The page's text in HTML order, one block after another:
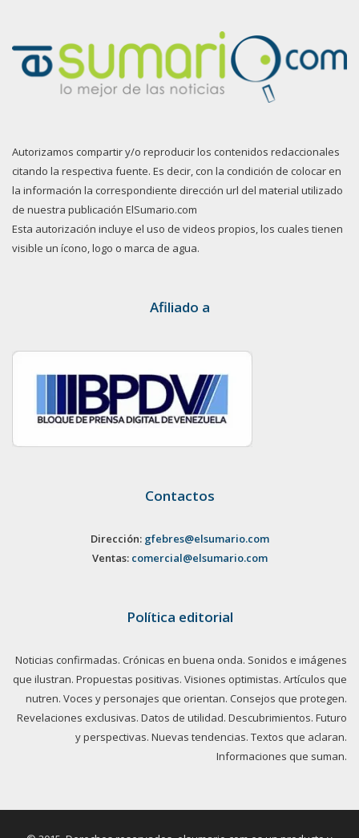
Autorizamos compartir y/o reproducir los contenidos redaccionales
citando la respectiva fuente. Es decir, con la condición de colocar en
la información la correspondiente dirección url del material utilizado
de nuestra publicación ElSumario.com
Esta autorización incluye el uso de videos propios, los cuales tienen
visible un ícono, logo o marca de agua.
Afiliado a
Contactos
Dirección: gfebres@elsumario.com
Ventas: comercial@elsumario.com
Política editorial
Noticias confirmadas. Crónicas en buena onda. Sonidos e imágenes
que ilustran. Propuestas positivas. Visiones optimistas. Artículos que
nutren. Voces y personajes que orientan. Consejos que protegen.
Revelaciones exclusivas. Datos de utilidad. Descubrimientos. Futuro
y perspectivas. Nuevas tendencias. Textos que aclaran.
Informaciones que suman.